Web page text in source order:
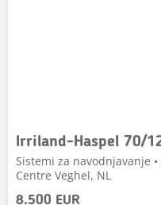
Irriland-Haspel 70/
Sistemi za navodnjavanje
Centre Veghel, NL
8.500 EUR